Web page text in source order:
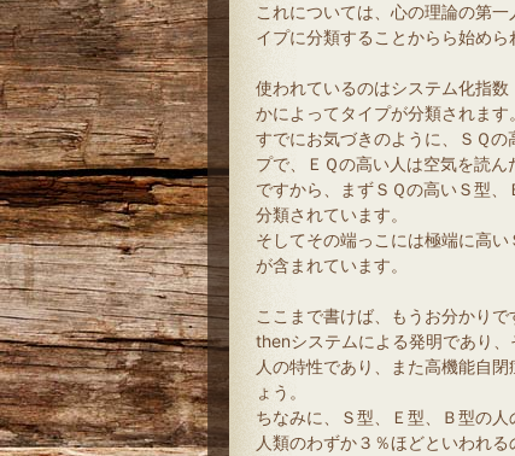
これについては、心の理論の第
イプに分類することからら始めら
使われているのはシステム化指
かによってタイプが分類されます。
すでにお気づきのように、ＳＱ
プで、ＥＱの高い人は空気を読ん
ですから、まずＳＱの高いＳ型
分類されています。
そしてその端っこには極端に高
が含まれています。
ここまで書けば、もうお分かり
thenシステムによる発明であり
人の特性であり、また高機能自
ょう。
ちなみに、Ｓ型、Ｅ型、Ｂ型の
人類のわずか３％ほどといわれ